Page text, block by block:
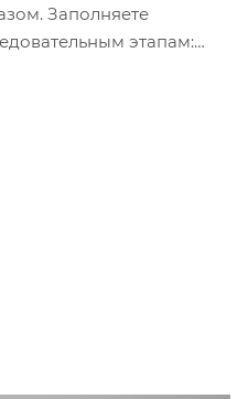
Заполняете
этапам:
заказ».